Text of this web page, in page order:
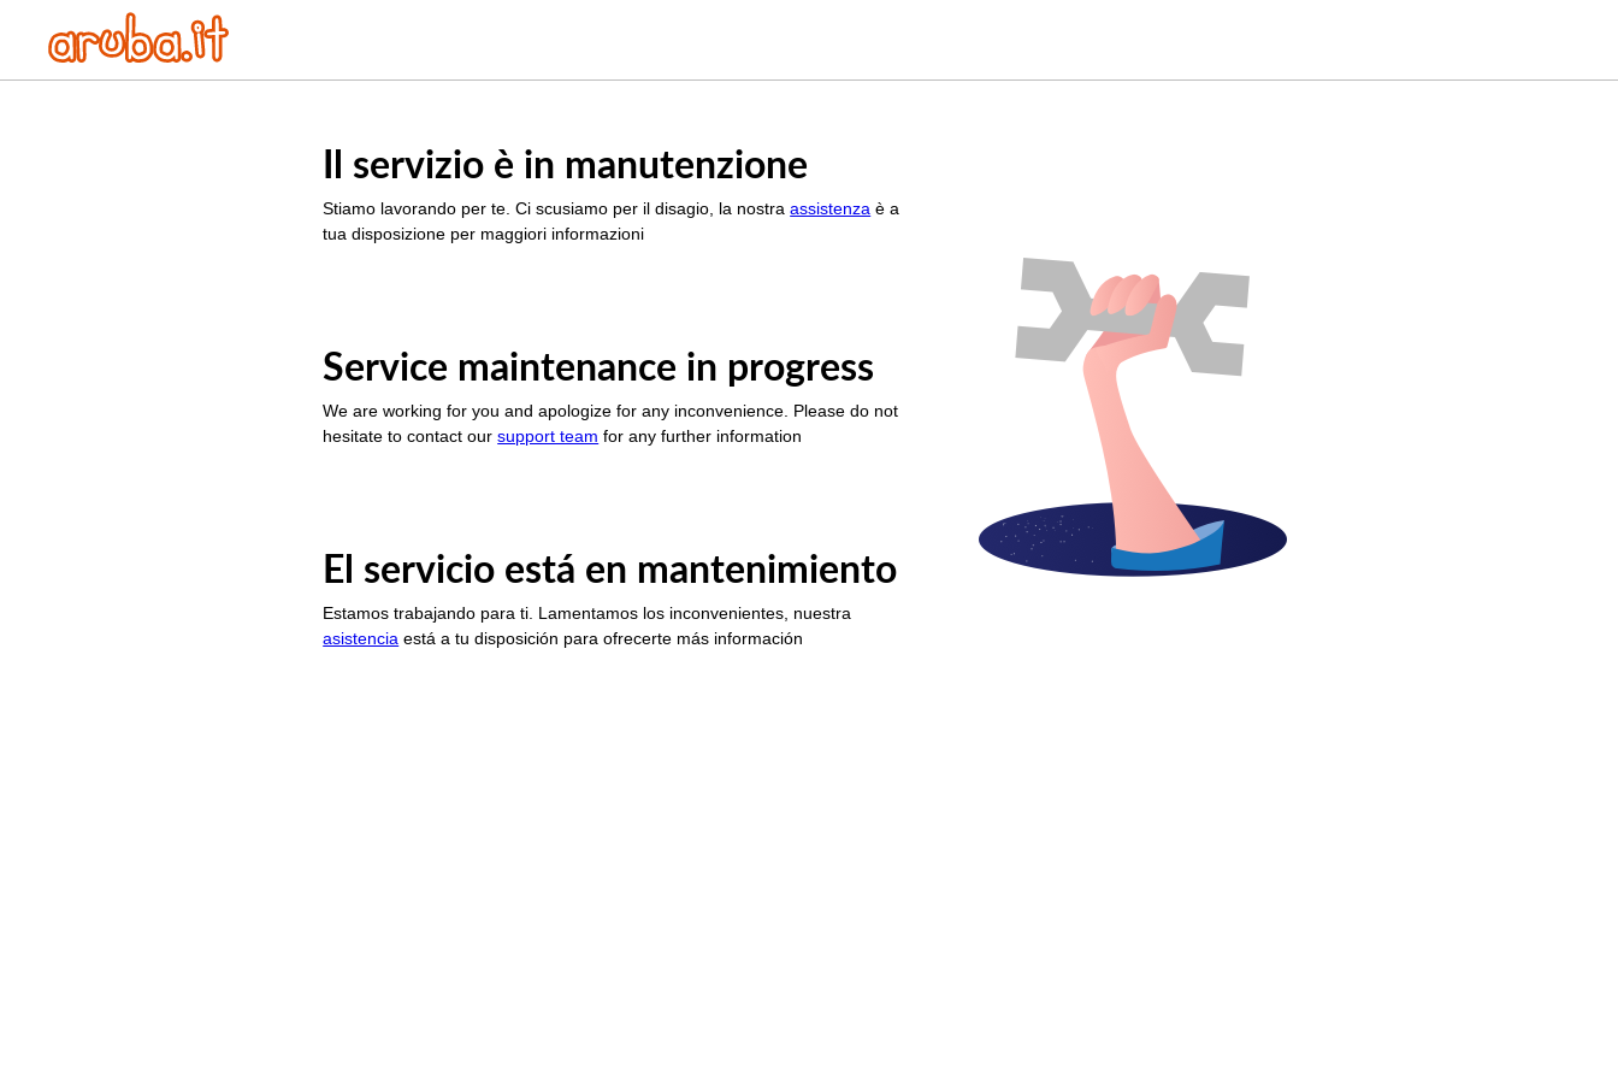
Il servizio è in manutenzione
Stiamo lavorando per te. Ci scusiamo per il disagio, la nostraassistenza è a
tua disposizione per maggiori informazioni
Service maintenance in progress
We are working for you and apologize for any inconvenience. Please do not
hesitate to contact oursupport team for any further information
El servicio está en mantenimiento
Estamos trabajando para ti. Lamentamos los inconvenientes, nuestra
asistencia está a tu disposición para ofrecerte más información